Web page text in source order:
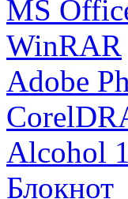
MS
WinRAR
Adobe
Alcohol
Блокнот